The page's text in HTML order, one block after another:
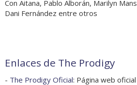
Con Aitana, Pablo Alborán, Marilyn
Dani Fernández entre otros
Enlaces de The Prodigy
- The Prodigy Oficial: Página web oficial